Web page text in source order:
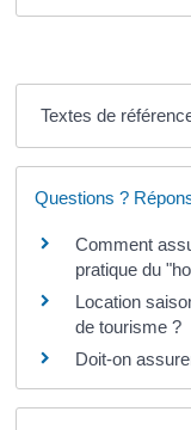
Textes de
Questions ?
Comment
pratique du
Location
de tourisme ?
Doit-on